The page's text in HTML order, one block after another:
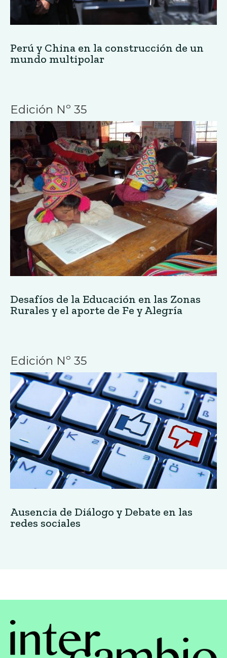
Perú y China en la construcción de un
mundo multipolar
Edición Nº 35
Desafíos de la Educación en las Zonas
Rurales y el aporte de Fe y Alegría
Edición Nº 35
Ausencia de Diálogo y Debate en las
redes sociales